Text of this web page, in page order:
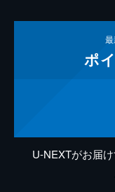
ポ
U-NEXTがお届